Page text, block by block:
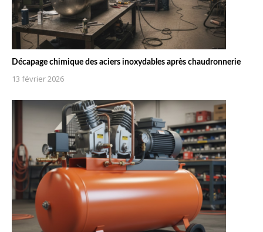
Décapage chimique des aciers inoxydables après chaudronnerie
13 février 2026